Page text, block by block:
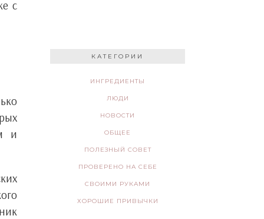
с
и
КАТЕГОРИИ
ИНГРЕДИЕНТЫ
ЛЮДИ
НОВОСТИ
ОБЩЕЕ
ПОЛЕЗНЫЙ СОВЕТ
ПРОВЕРЕНО НА СЕБЕ
СВОИМИ РУКАМИ
ХОРОШИЕ ПРИВЫЧКИ